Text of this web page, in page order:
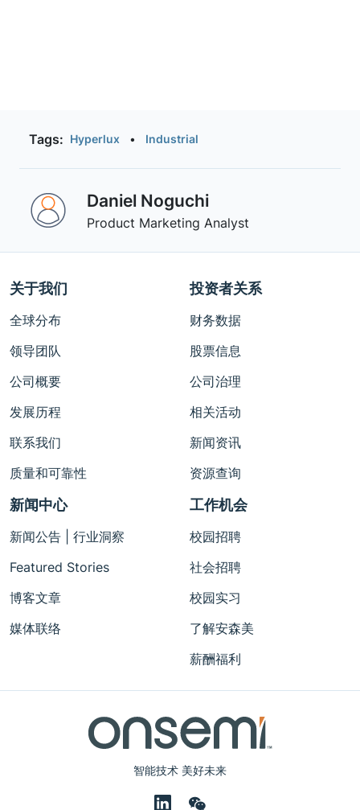
Tags: Hyperlux • Industrial
Daniel Noguchi
Product Marketing Analyst
智能技术 美好未来
关于我们
全球分布
领导团队
公司概要
发展历程
联系我们
质量和可靠性
投资者关系
财务数据
股票信息
公司治理
相关活动
新闻资讯
资源查询
新闻中心
新闻公告 | 行业洞察
Featured Stories
博客文章
媒体联络
工作机会
校园招聘
社会招聘
校园实习
了解安森美
薪酬福利